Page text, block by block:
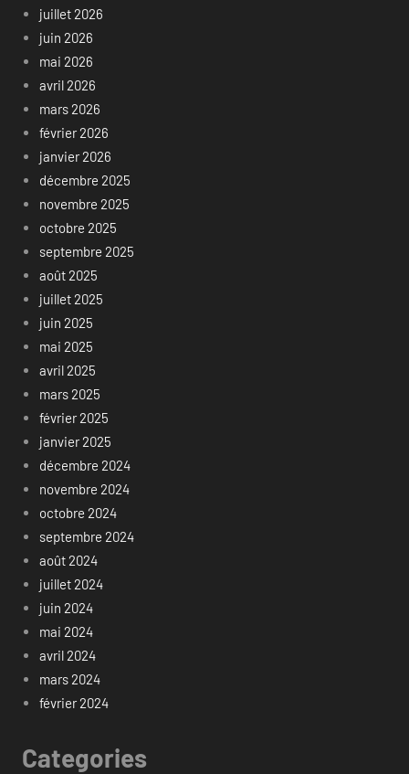
juillet 2026
juin 2026
mai 2026
avril 2026
mars 2026
février 2026
janvier 2026
décembre 2025
novembre 2025
octobre 2025
septembre 2025
août 2025
juillet 2025
juin 2025
mai 2025
avril 2025
mars 2025
février 2025
janvier 2025
décembre 2024
novembre 2024
octobre 2024
septembre 2024
août 2024
juillet 2024
juin 2024
mai 2024
avril 2024
mars 2024
février 2024
Categories